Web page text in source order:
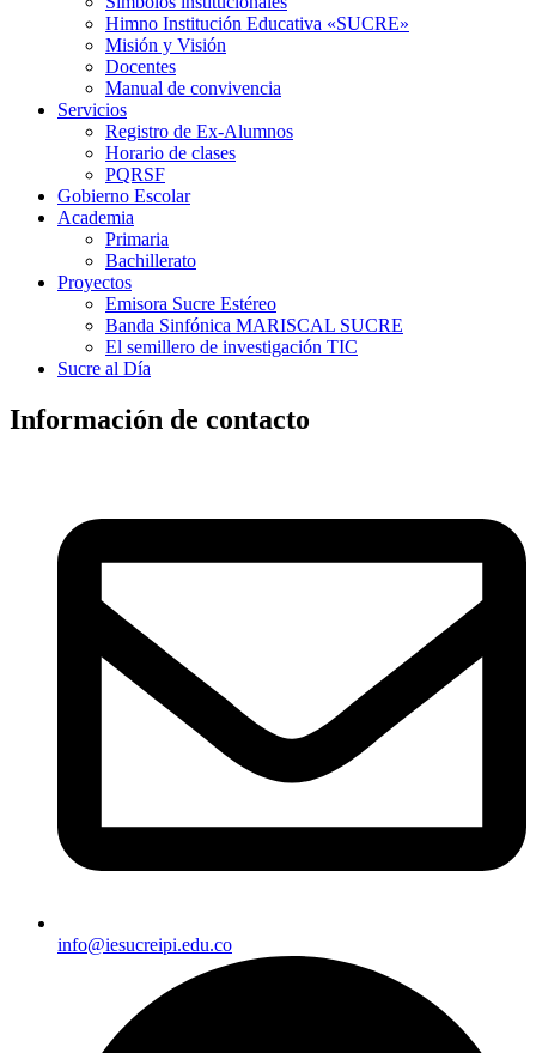
Himno Institución Educativa «SUCRE»
Misión y Visión
Docentes
Manual de convivencia
Servicios
Registro de Ex-Alumnos
Horario de clases
PQRSF
Gobierno Escolar
Academia
Primaria
Bachillerato
Proyectos
Emisora Sucre Estéreo
Banda Sinfónica MARISCAL SUCRE
El semillero de investigación TIC
Sucre al Día
Información de contacto
info@iesucreipi.edu.co